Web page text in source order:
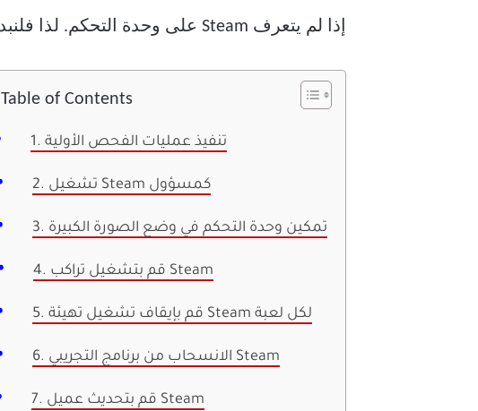
إذا لم يتعرف Steam على وحدة التحكم. لذا فلنبدأ.
Table of Contents
1. تنفيذ عمليات الفحص الأولية
2. تشغيل Steam كمسؤول
3. تمكين وحدة التحكم في وضع الصورة الكبيرة
4. قم بتشغيل تراكب Steam
5. قم بإيقاف تشغيل تهيئة Steam لكل لعبة
6. الانسحاب من برنامج التجريبي Steam
7. قم بتحديث عميل Steam